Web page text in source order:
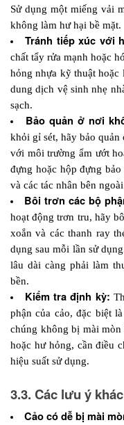
Sử dụng một miếng vải
không làm hư hại bề mặt.
Tránh tiếp xúc với
chất tẩy rửa mạnh hoặc
hỏng nhựa kỹ thuật hoặc
dung dịch vệ sinh nhẹ
sạch.
Bảo quản ở nơi
khỏi gỉ sét, hãy bảo
với môi trường ẩm ướt
đựng hoặc hộp đựng
và các tác nhân bên
Bôi trơn các bộ
hoạt động trơn tru, hãy
xoắn và các thanh ray
dụng sau mỗi lần sử
lâu dài càng phải làm
bền.
Kiểm tra định kỳ:
phận của cảo, đặc biệt
chúng không bị mài
hoặc hư hỏng, cần điều
hiệu suất sử dụng.
3.3. Các lưu ý
Cảo có dễ bị mài